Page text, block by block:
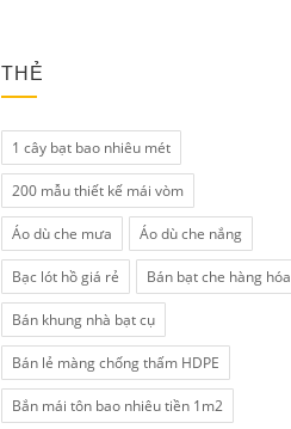
THẺ
1 cây bạt bao nhiêu mét
200 mẫu thiết kế mái vòm
Áo dù che mưa Áo dù che nắng
Bạc lót hồ giá rẻ Bán bạt che hàng hóa
Bán khung nhà bạt cụ
Bán lẻ màng chống thấm HDPE
Bắn mái tôn bao nhiêu tiền 1m2